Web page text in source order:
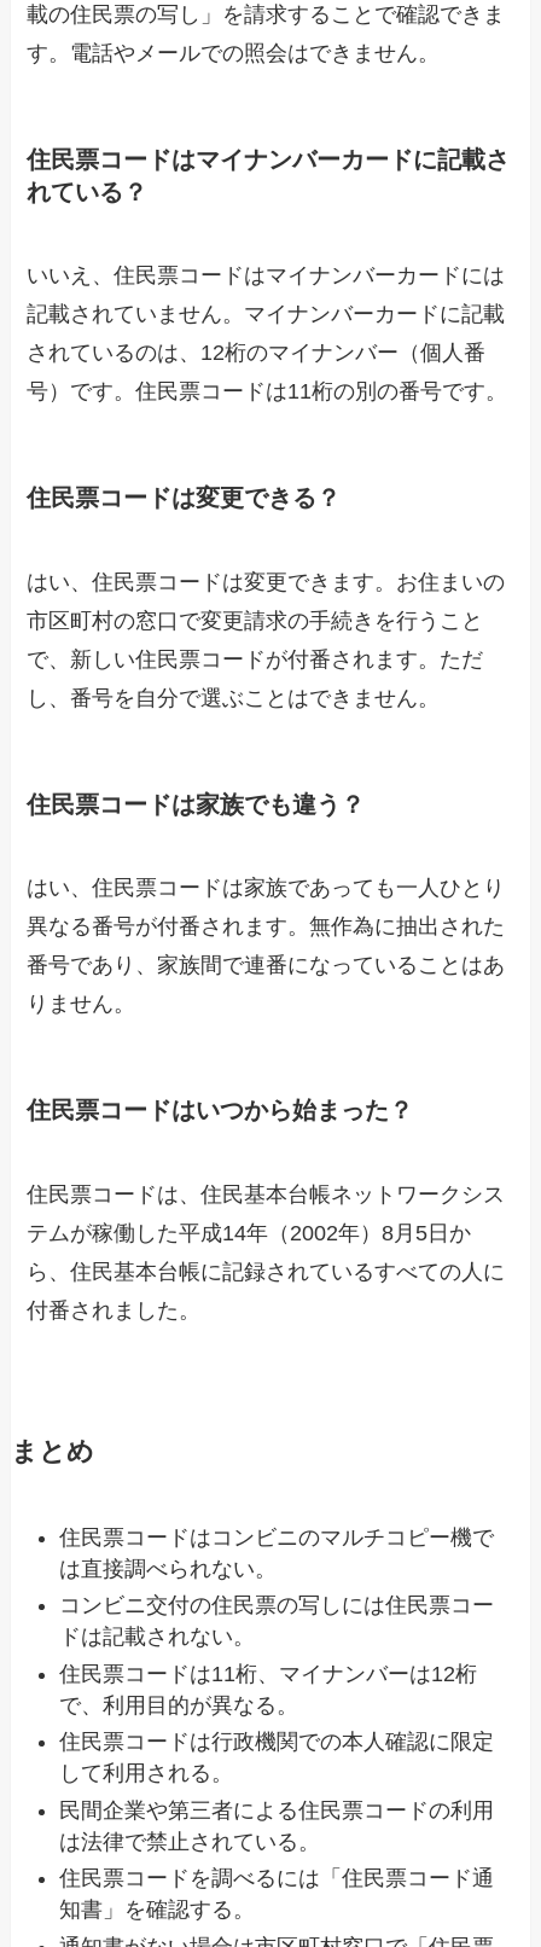
載の住民票の写し」を請求することで確認できま
す。電話やメールでの照会はできません。
住民票コードはマイナンバーカードに記載さ
れている？
いいえ、住民票コードはマイナンバーカードには
記載されていません。マイナンバーカードに記載
されているのは、12桁のマイナンバー（個人番
号）です。住民票コードは11桁の別の番号です。
住民票コードは変更できる？
はい、住民票コードは変更できます。お住まいの
市区町村の窓口で変更請求の手続きを行うこと
で、新しい住民票コードが付番されます。ただ
し、番号を自分で選ぶことはできません。
住民票コードは家族でも違う？
はい、住民票コードは家族であっても一人ひとり
異なる番号が付番されます。無作為に抽出された
番号であり、家族間で連番になっていることはあ
りません。
住民票コードはいつから始まった？
住民票コードは、住民基本台帳ネットワークシス
テムが稼働した平成14年（2002年）8月5日か
ら、住民基本台帳に記録されているすべての人に
付番されました。
まとめ
住民票コードはコンビニのマルチコピー機で
は直接調べられない。
コンビニ交付の住民票の写しには住民票コー
ドは記載されない。
住民票コードは11桁、マイナンバーは12桁
で、利用目的が異なる。
住民票コードは行政機関での本人確認に限定
して利用される。
民間企業や第三者による住民票コードの利用
は法律で禁止されている。
住民票コードを調べるには「住民票コード通
知書」を確認する。